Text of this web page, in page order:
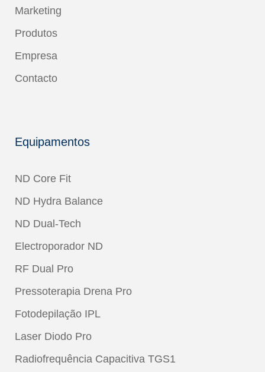
Marketing
Produtos
Empresa
Contacto
Equipamentos
ND Core Fit
ND Hydra Balance
ND Dual-Tech
Electroporador ND
RF Dual Pro
Pressoterapia Drena Pro
Fotodepilação IPL
Laser Diodo Pro
Radiofrequência Capacitiva TGS1